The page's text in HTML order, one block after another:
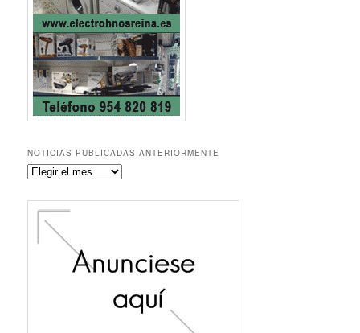
NOTICIAS PUBLICADAS ANTERIORMENTE
Noticias
anteriormente